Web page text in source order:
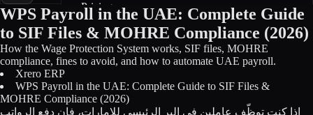
Pricing
Office
Licensing
Blog
WPS Payroll in the UAE: Complete Guide
to SIF Files & MOHRE Compliance (2026)
How the Wage Protection System works, SIF files, MOHRE
compliance, fines to avoid, and how to automate UAE payroll.
Xrero ERP
WPS Payroll in the UAE: Complete Guide to SIF Files &
MOHRE Compliance (2026)
إذا كنت توظّف عاملين في البر الرئيسي للإمارات، فإن دفع الرواتب